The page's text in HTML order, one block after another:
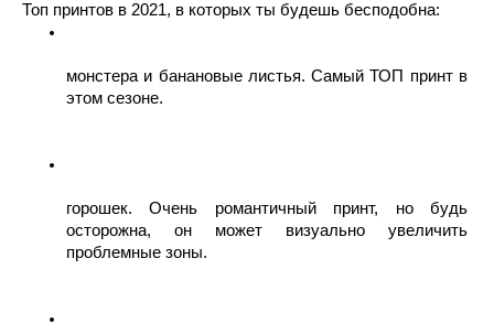
Топ принтов в 2021, в которых ты будешь бесподобна:
монстера и банановые листья. Самый ТОП принт в
этом сезоне.
горошек. Очень романтичный принт, но будь
осторожна, он может визуально увеличить
проблемные зоны.